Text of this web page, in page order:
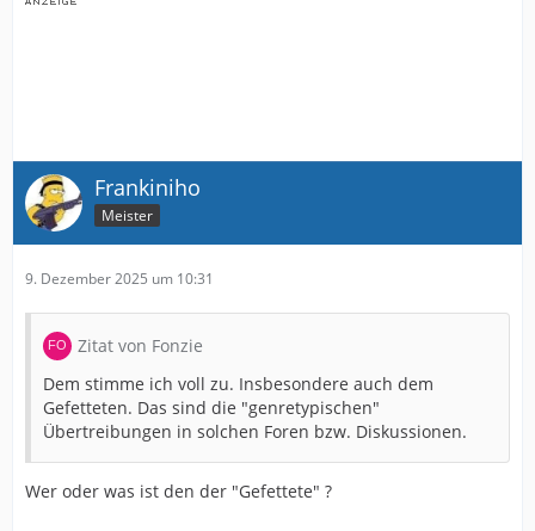
Frankiniho
Meister
9. Dezember 2025 um 10:31
Zitat von Fonzie
Dem stimme ich voll zu. Insbesondere auch dem
Gefetteten. Das sind die "genretypischen"
Übertreibungen in solchen Foren bzw. Diskussionen.
Wer oder was ist den der "Gefettete" ?